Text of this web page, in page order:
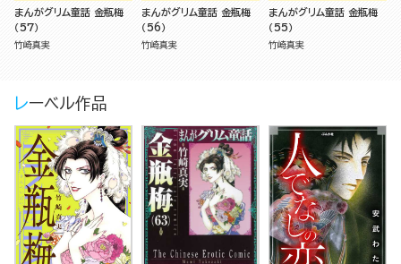
まんがグリム童話 金瓶梅
（57）
竹崎真実
まんがグリム童話 金瓶梅
（56）
竹崎真実
まんがグリム童話 金瓶梅
（55）
竹崎真実
レーベル作品